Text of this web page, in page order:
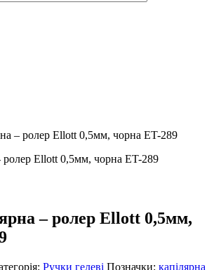
– ролер Ellott 0,5мм, чорна ET-289
– ролер Ellott 0,5мм,
Ручки гелеві Позначки: капілярна